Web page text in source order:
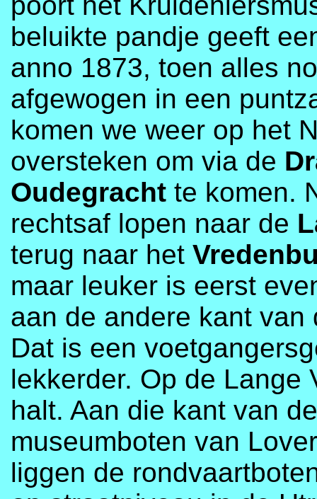
beluikte pandje geeft
anno 1873, toen alles
afgewogen in een
komen we weer op het
oversteken om via de
Oudegracht te komen.
rechtsaf lopen naar de
terug naar het
maar leuker is eerst
aan de andere kant
Dat is een
lekkerder. Op de Lange
halt. Aan die kant van
museumboten van
liggen de